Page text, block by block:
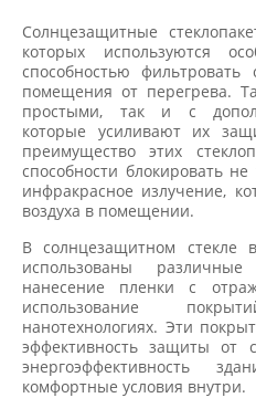
Солнцезащитные
которых используются
способностью
помещения от перегрева.
простыми, так и с
которые усиливают их
преимущество этих
способности блокировать
инфракрасное излучение,
воздуха в помещении.
В солнцезащитном стекле
использованы
нанесение пленки с
использование
нанотехнологиях. Эти
эффективность защиты от
энергоэффективность
комфортные условия внутри.